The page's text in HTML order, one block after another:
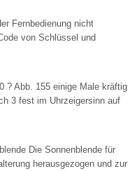
Fernbedienung nicht
von Schlüssel und
? Abb. 155 einige Male kräftig
3 fest im Uhrzeigersinn auf
Die Sonnenblende für
herausgezogen und zur